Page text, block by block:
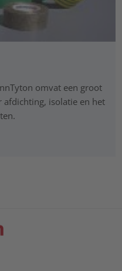
omvat een groot
afdichting, isolatie en het